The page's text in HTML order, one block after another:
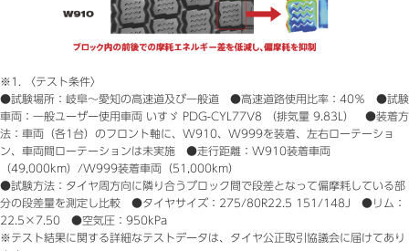
※1. 〈テスト条件〉
●試験場所：岐阜～愛知の高速道及び一般道 ●高速道路使用比率：40％ ●試験
車両：一般ユーザー使用車両 いすゞ PDG-CYL77V8 （排気量 9.83L） ●装着方
法：車両（各1台）のフロント軸に、W910、W999を装着、左右ローテーショ
ン、車両間ローテーションは未実施 ●走行距離：W910装着車両
（49,000km）/W999装着車両（51,000km）
●試験方法：タイヤ周方向に隣り合うブロック間で段差となって偏摩耗している部
分の段差量を測定し比較 ●タイヤサイズ：275/80R22.5 151/148J ●リム：
22.5×7.50 ●空気圧：950kPa
※テスト結果に関する詳細なテストデータは、タイヤ公正取引協議会に届けてあり